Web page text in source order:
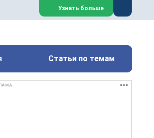
Закрыть
Узнать больше
Статьи по темам